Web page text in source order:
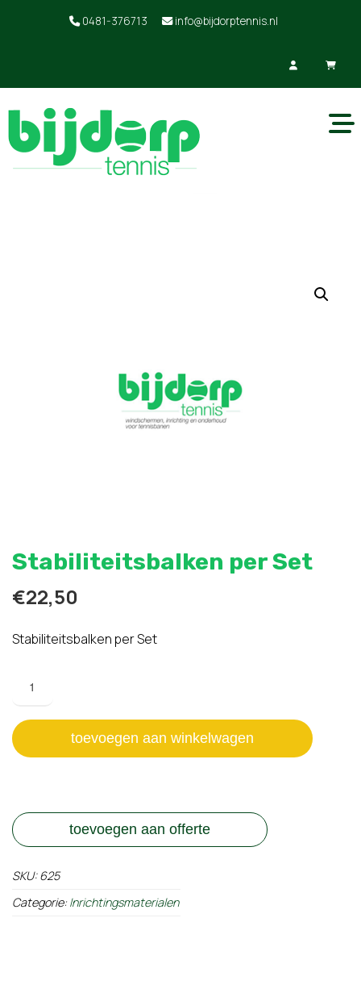
0481-376713 info@bijdorptennis.nl
Stabiliteitsbalken per Set
€22,50
Stabiliteitsbalken per Set
aantal
toevoegen aan winkelwagen
toevoegen aan offerte
SKU:625
Categorie:Inrichtingsmaterialen